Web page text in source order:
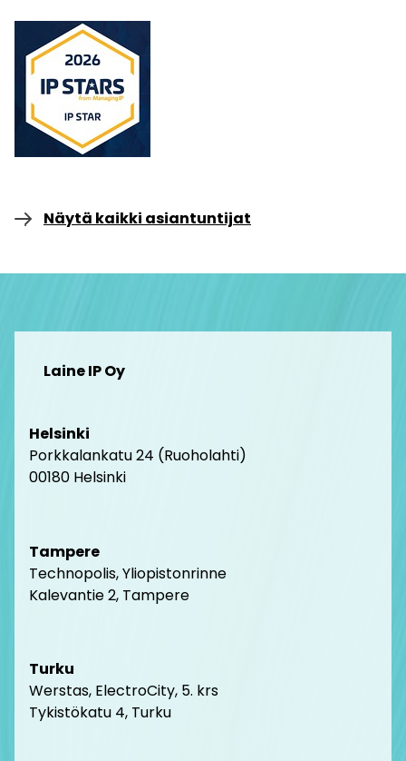
Näytä kaikki asiantuntijat
Laine IP Oy
Helsinki
Porkkalankatu 24 (Ruoholahti)
00180 Helsinki
Tampere
Technopolis, Yliopistonrinne
Kalevantie 2, Tampere
Turku
Werstas, ElectroCity, 5. krs
Tykistökatu 4, Turku